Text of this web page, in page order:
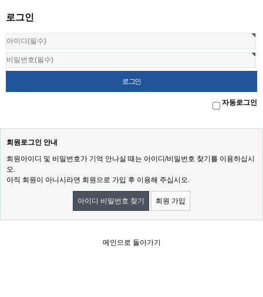
로그인
자동로그인
회원로그인 안내
회원아이디 및 비밀번호가 기억 안나실 때는 아이디/비밀번호 찾기를 이용하십시
오.
아직 회원이 아니시라면 회원으로 가입 후 이용해 주십시오.
아이디 비밀번호 찾기 회원 가입
메인으로 돌아가기